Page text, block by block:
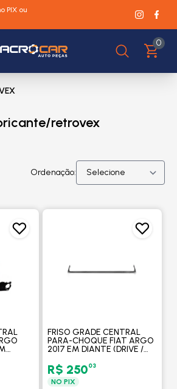
PIX ou
0
retrovex
Ordenação:
FRISO GRADE CENTRAL
PARA-CHOQUE FIAT ARGO
2017 EM DIANTE (DRIVE /
FIPPARTS
R$ 25003
NO PIX